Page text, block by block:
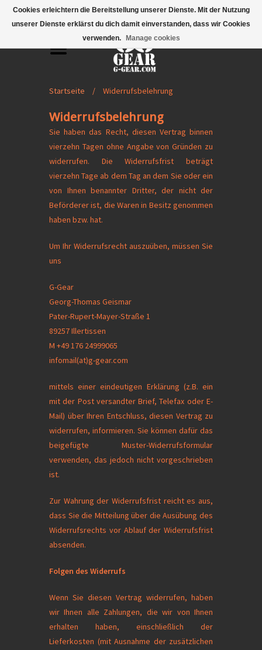
Mobile Menu
Startseite / Widerrufsbelehrung
Widerrufsbelehrung
Sie haben das Recht, diesen Vertrag binnen
vierzehn Tagen ohne Angabe von Gründen zu
widerrufen. Die Widerrufsfrist beträgt
vierzehn Tage ab dem Tag an dem Sie oder ein
von Ihnen benannter Dritter, der nicht der
Beförderer ist, die Waren in Besitz genommen
haben bzw. hat.
Um Ihr Widerrufsrecht auszuüben, müssen Sie
uns
G-Gear
Georg-Thomas Geismar
Pater-Rupert-Mayer-Straße 1
89257 Illertissen
M +49 176 24999065
infomail(at)g-gear.com
mittels einer eindeutigen Erklärung (z.B. ein
mit der Post versandter Brief, Telefax oder E-
Mail) über Ihren Entschluss, diesen Vertrag zu
widerrufen, informieren. Sie können dafür das
beigefügte Muster-Widerrufsformular
verwenden, das jedoch nicht vorgeschrieben
ist.
Zur Wahrung der Widerrufsfrist reicht es aus,
dass Sie die Mitteilung über die Ausübung des
Widerrufsrechts vor Ablauf der Widerrufsfrist
absenden.
Folgen des Widerrufs
Wenn Sie diesen Vertrag widerrufen, haben
wir Ihnen alle Zahlungen, die wir von Ihnen
erhalten haben, einschließlich der
Lieferkosten (mit Ausnahme der zusätzlichen
Cookies erleichtern die Bereitstellung unserer Dienste. Mit der Nutzung
unserer Dienste erklärst du dich damit einverstanden, dass wir Cookies
verwenden.
Manage cookies